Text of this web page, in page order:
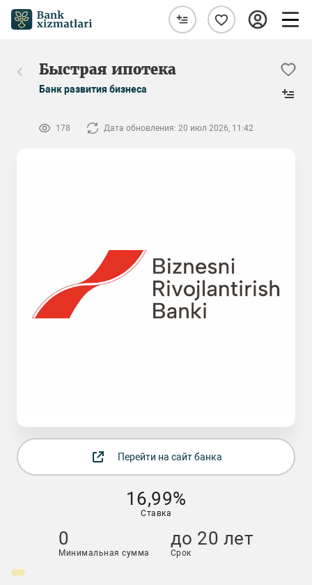
Быстрая ипотека
Банк развития бизнеса
178 Дата обновления: 20 июл 2026, 11:42
Перейти на сайт банка
16,99%
Ставка
0
Минимальная сумма
до 20 лет
Срок